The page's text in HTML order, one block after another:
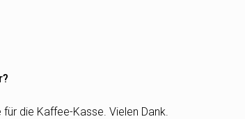
die Kaffee-Kasse. Vielen Dank.